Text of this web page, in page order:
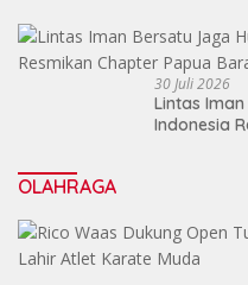
30 Juli 2026
Lintas
Indonesia
OLAHRAGA